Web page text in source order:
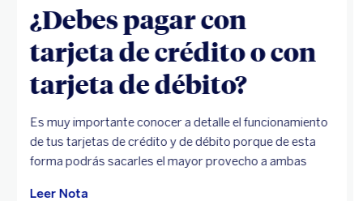
¿Debes pagar con
tarjeta de crédito o con
tarjeta de débito?
Es muy importante conocer a detalle el funcionamiento
de tus tarjetas de crédito y de débito porque de esta
forma podrás sacarles el mayor provecho a ambas
Leer Nota